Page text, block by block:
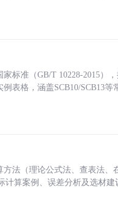
标准（GB/T 10228-2015）
表格，涵盖SCB10/SCB13
法（理论公式法、查表法、
计算案例、误差分析及选材